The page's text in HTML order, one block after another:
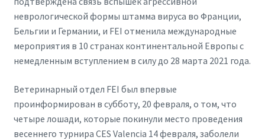
неврологической формы штамма вируса во Франции,
Бельгии и Германии, и FEI отменила международные
мероприятия в 10 странах континентальной Европы с
немедленным вступлением в силу до 28 марта 2021 года.
Ветеринарный отдел FEI был впервые
проинформирован в субботу, 20 февраля, о том, что
четыре лошади, которые покинули место проведения
весеннего турнира CES Valencia 14 февраля, заболели